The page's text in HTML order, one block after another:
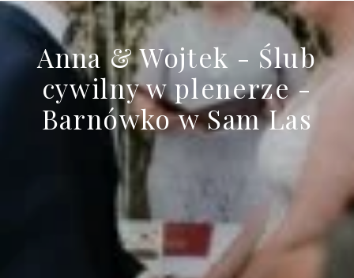
Anna & Wojtek - Ślub
cywilny w plenerze -
Barnówko w Sam Las